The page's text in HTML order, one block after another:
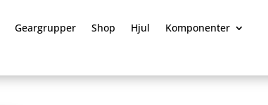
Geargrupper Shop Hjul
Komponenter